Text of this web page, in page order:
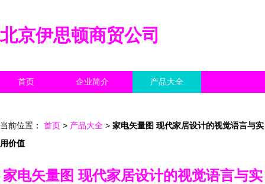
北京伊思顿商贸公司
首页 企业简介 产品大全
当前位置： 首页 > 产品大全 > 家电矢量图 现代家居设计的视觉语言与实
用价值
家电矢量图 现代家居设计的视觉语言与实